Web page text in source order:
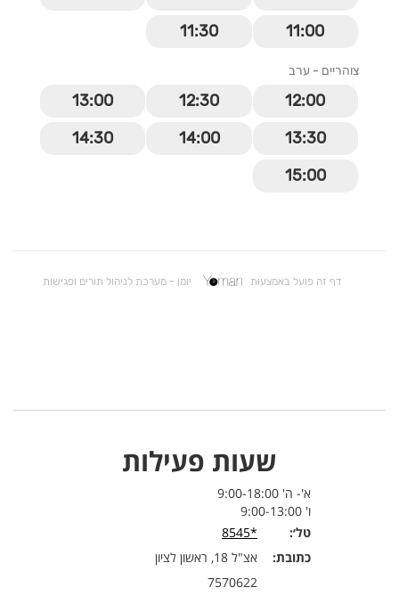
שעות פעילות
א'- ה' 9:00-18:00
ו' 9:00-13:00
טל׳:
*8545
כתובת:
אצ"ל 18, ראשון לציון
7570622